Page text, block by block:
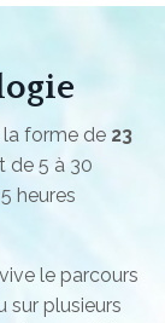
la forme de 23
de 5 à 30
heures
le parcours
sur plusieurs